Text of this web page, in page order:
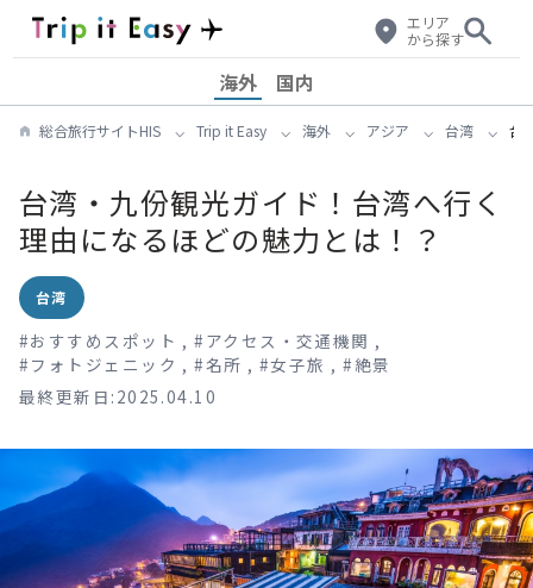
エリア
から探す
海外 国内
総合旅行サイトHIS Trip it Easy 海外 アジア 台湾 台
台湾・九份観光ガイド！台湾へ行く
理由になるほどの魅力とは！？
台湾
#おすすめスポット ,# アクセス・交通機関 ,
# フォトジェニック ,#名所 , #女子旅 ,# 絶景
最終更新日:2025.04.10